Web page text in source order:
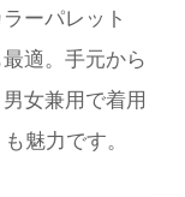
ーパレット
適。手元から
女兼用で着用
魅力です。